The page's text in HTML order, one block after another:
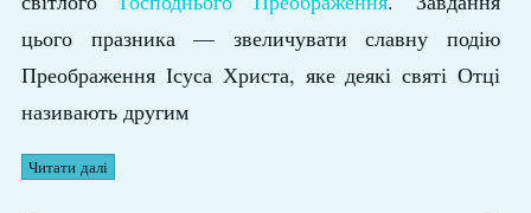
цього празника — звеличувати славну подію
Преображення Ісуса Христа, яке деякі святі Отці
називають другим
Читати далі